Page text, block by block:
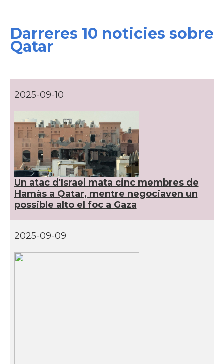
Darreres 10 noticies sobre
Qatar
2025-09-10
Un atac d'Israel mata cinc membres de
Hamàs a Qatar, mentre negociaven un
possible alto el foc a Gaza
2025-09-09